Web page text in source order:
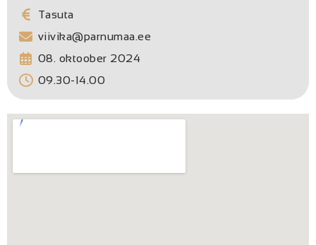
Tasuta
viivika@parnumaa.ee
08. oktoober 2024
09.30-14.00